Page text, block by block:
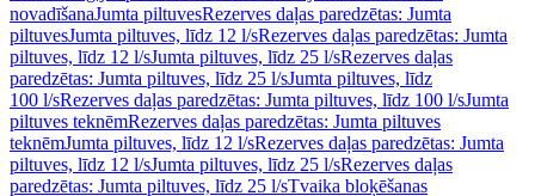
novadīšanaJumta piltuvesRezerves daļas paredzētas: Jumta
piltuvesJumta piltuves, līdz 12 l/sRezerves daļas paredzētas: Jumta
piltuves, līdz 12 l/sJumta piltuves, līdz 25 l/sRezerves daļas
paredzētas: Jumta piltuves, līdz 25 l/sJumta piltuves, līdz
100 l/sRezerves daļas paredzētas: Jumta piltuves, līdz 100 l/sJumta
piltuves teknēmRezerves daļas paredzētas: Jumta piltuves
teknēmJumta piltuves, līdz 12 l/sRezerves daļas paredzētas: Jumta
piltuves, līdz 12 l/sJumta piltuves, līdz 25 l/sRezerves daļas
paredzētas: Jumta piltuves, līdz 25 l/sTvaika bloķēšanas